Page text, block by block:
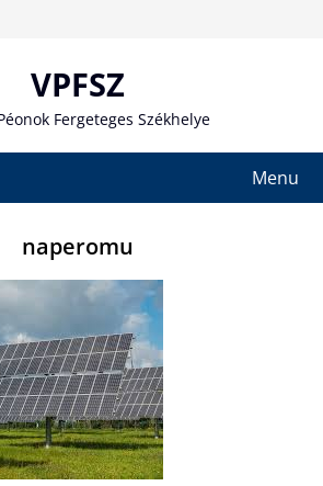
VPFSZ
Fergeteges Székhelye
Menu
naperomu